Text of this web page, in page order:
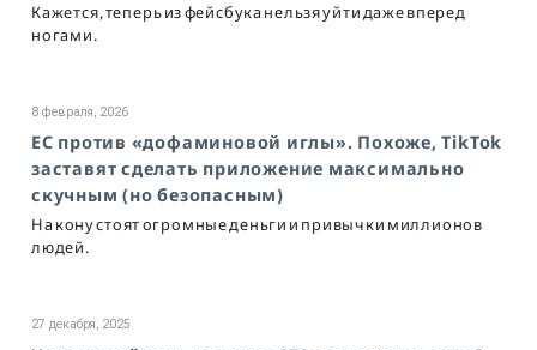
Кажется, теперь из фейсбука нельзя уйти даже вперед
ногами.
8 февраля, 2026
ЕС против «дофаминовой иглы». Похоже, TikTok
заставят сделать приложение максимально
скучным (но безопасным)
На кону стоят огромные деньги и привычки миллионов
людей.
27 декабря, 2025